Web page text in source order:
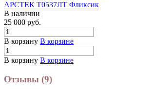
АРСТЕК Т0537ЛТ Фликсик
В наличии
25 000 руб.
В корзину В корзине
В корзину В корзине
Отзывы (9)